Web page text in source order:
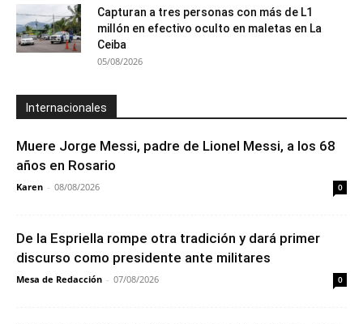
Capturan a tres personas con más de L1
millón en efectivo oculto en maletas en La
Ceiba
05/08/2026
Internacionales
Muere Jorge Messi, padre de Lionel Messi, a los 68
años en Rosario
Karen - 08/08/2026 0
De la Espriella rompe otra tradición y dará primer
discurso como presidente ante militares
Mesa de Redacción - 07/08/2026 0